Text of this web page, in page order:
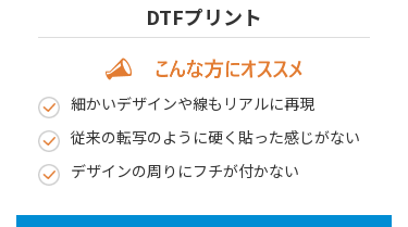
Information
お気軽にお問い合わせください
DTFプリント
細かいデザインや線もリアルに再現
従来の転写のように硬く貼った感じがない
デザインの周りにフチが付かない